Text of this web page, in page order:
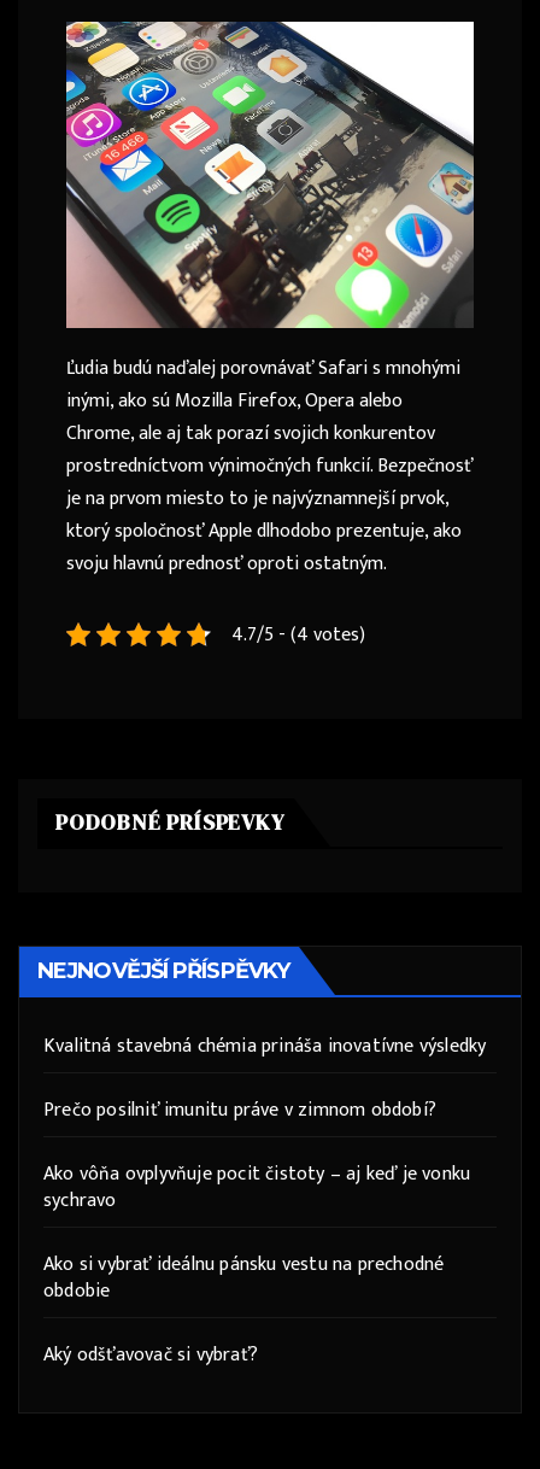
Ľudia budú naďalej porovnávať Safari s mnohými
inými, ako sú Mozilla Firefox, Opera alebo
Chrome, ale aj tak porazí svojich konkurentov
prostredníctvom výnimočných funkcií. Bezpečnosť
je na prvom miesto to je najvýznamnejší prvok,
ktorý spoločnosť Apple dlhodobo prezentuje, ako
svoju hlavnú prednosť oproti ostatným.
4.7/5 - (4 votes)
PODOBNÉ PRÍSPEVKY
NEJNOVĚJŠÍ PŘÍSPĚVKY
Kvalitná stavebná chémia prináša inovatívne výsledky
Prečo posilniť imunitu práve v zimnom období?
Ako vôňa ovplyvňuje pocit čistoty – aj keď je vonku
sychravo
Ako si vybrať ideálnu pánsku vestu na prechodné
obdobie
Aký odšťavovač si vybrať?